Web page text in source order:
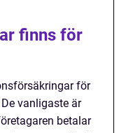
finns för
för
vanligaste är
betalar